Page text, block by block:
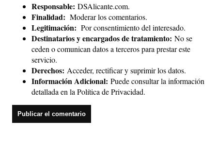
Responsable: DSAlicante.com.
Finalidad: Moderar los comentarios.
Legitimación: Por consentimiento del interesado.
Destinatarios y encargados de tratamiento: No se
ceden o comunican datos a terceros para prestar este
servicio.
Derechos: Acceder, rectificar y suprimir los datos.
Información Adicional: Puede consultar la información
detallada en laPolítica de Privacidad.